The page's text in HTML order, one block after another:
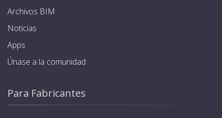
Archivos BIM
Noticias
Apps
Únase a la comunidad
Para Fabricantes